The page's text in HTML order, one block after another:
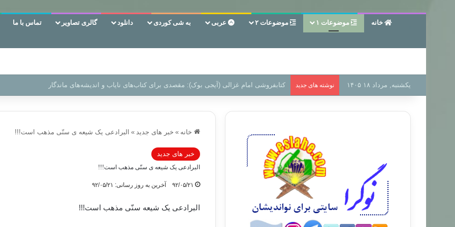
خانه موضوعات ۱ موضوعات ۲ عربی به شی کوردی دانلود گالری تصاویر تماس با ما
یکشنبه, مرداد ۱۸ ۱۴۰۵ نوشته های جدید سر دفتر فساد در زمین‌، دوری وکناره‌گیری از راه خداست‌!
خانه » خبر های جدید » البرادعی یک شیعه ی سنّی مذهب است!!!
خبر های جدید
البرادعی یک شیعه ی سنّی مذهب است!!!
۹۲/۰۵/۲۱ آخرین به روز رسانی: ۹۲/۰۵/۲۱
البرادعی یک شیعه سنّی مذهب است!!!